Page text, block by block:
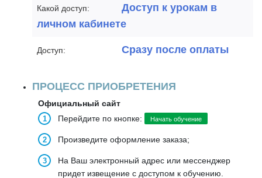
Какой доступ:
Доступ к урокам в
личном кабинете
Доступ: Сразу после оплаты
ПРОЦЕСС ПРИОБРЕТЕНИЯ
Официальный сайт
Перейдите по кнопке:
Начать обучение
Произведите оформление заказа;
На Ваш электронный адрес или мессенджер
придет извещение с доступом к обучению.